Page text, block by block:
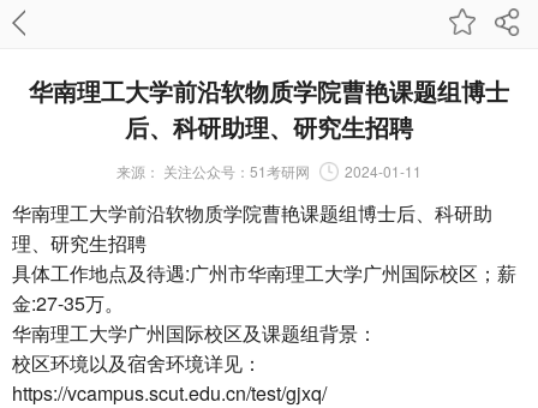
华南理工大学前沿软物质学院曹艳课题组博士
后、科研助理、研究生招聘
来源： 关注公众号：51考研网 2024-01-11
华南理工大学前沿软物质学院曹艳课题组博士后、科研助
理、研究生招聘
具体工作地点及待遇:广州市华南理工大学广州国际校区；薪
金:27-35万。
华南理工大学广州国际校区及课题组背景：
校区环境以及宿舍环境详见：
https://vcampus.scut.edu.cn/test/gjxq/